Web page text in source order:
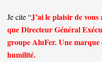
Je cite “J’ai le plaisir de
que Directeur Général
groupe AluFer. Une marque
humilité.